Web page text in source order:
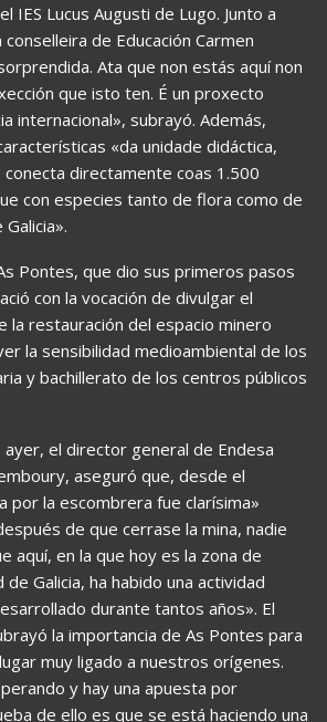
IES Lucus Augusti de Lugo. Junto a
de Educación Carmen
Ata que non estás aquí non
que isto ten. É un proxecto
internacional», subrayó. Además,
«da unidade didáctica,
directamente coas 1.500
con especies tanto de flora como de
Pontes, que dio sus primeros pasos
con la vocación de divulgar el
la restauración del espacio minero
la sensibilidad medioambiental de los
y bachillerato de los centros públicos
el director general de Endesa
aseguró que, desde el
por la escombrera fue clarísima»
de que cerrase la mina, nadie
aquí, en la que hoy es la zona de
Galicia, ha habido una actividad
durante tantos años». El
la importancia de As Pontes para
muy ligado a nuestros orígenes.
y hay una apuesta por
de ello es que se está haciendo una